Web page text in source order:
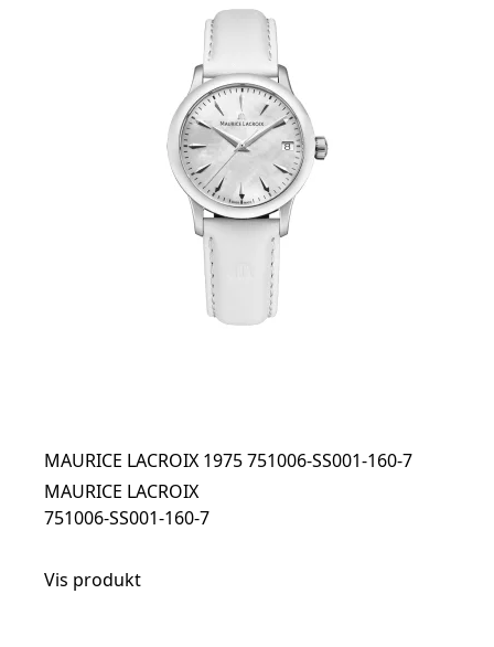
MAURICE LACROIX 1975 751006-SS001-160-7
MAURICE LACROIX
751006-SS001-160-7
Vis produkt